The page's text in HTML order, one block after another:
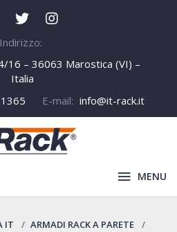
Indirizzo:
16 – 36063 Marostica (VI) –
Italia
E-mail: info@it-rack.it
MENU
IT
ARMADI RACK A PARETE